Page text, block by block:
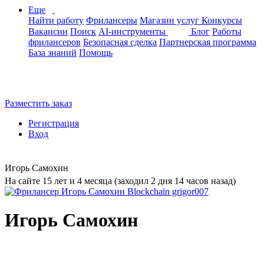
Еще
Найти работу Фрилансеры Магазин услуг Конкурсы
Вакансии Поиск AI-инструменты Блог Работы
фрилансеров Безопасная сделка Партнерская программа
База знаний Помощь
Разместить заказ
Регистрация
Вход
Игорь Самохин
На сайте 15 лет и 4 месяца (заходил 2 дня 14 часов назад)
Игорь Самохин